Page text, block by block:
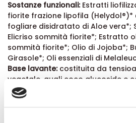
Cosa contiene NeoFitoroid
Sostanze funzionali: Estratti
fiorite frazione lipofila (Helydol®)*
fogliare disidratato di Aloe vera*;
Elicriso sommità fiorite*; Estratto
sommità fiorite*; Olio di Jojoba*;
Girasole*; Oli essenziali di
Base lavante:
costituita da
vegetale, quali coco glucoside e
sodico e bisodico.